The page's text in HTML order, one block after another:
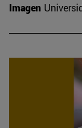
Imagen